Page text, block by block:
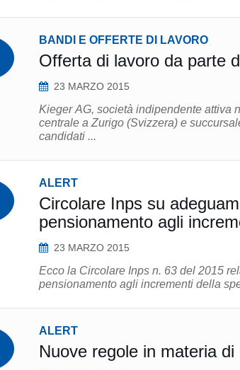
BANDI E OFFERTE DI LAVORO
Offerta di lavoro da parte
23 MARZO 2015
Kieger AG, società indipendente attiva
centrale a Zurigo (Svizzera) e
candidati ...
ALERT
Circolare Inps su
pensionamento agli
23 MARZO 2015
Ecco la Circolare Inps n. 63 del 2015
pensionamento agli incrementi della
ALERT
Nuove regole in materia